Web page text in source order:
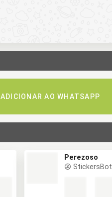
ADICIONAR AO WHATSAPP
Perezoso
StickersBot